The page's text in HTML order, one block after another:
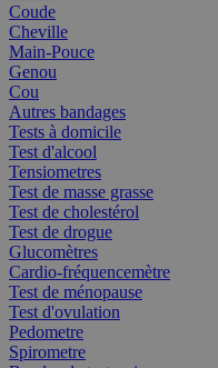
Coude
Cheville
Main-Pouce
Genou
Cou
Autres bandages
Tests à domicile
Test d'alcool
Tensiometres
Test de masse grasse
Test de cholestérol
Test de drogue
Glucomètres
Cardio-fréquencemètre
Test de ménopause
Test d'ovulation
Pedometre
Spirometre